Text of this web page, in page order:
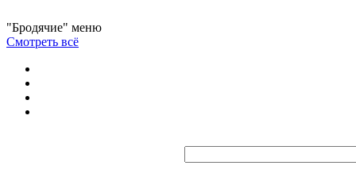
"Бродячие" меню
Смотреть всё